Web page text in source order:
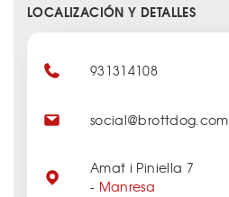
LOCALIZACIÓN Y DETALLES
931314108
social@brottdog.com
Amat i Piniella 7
- Manresa